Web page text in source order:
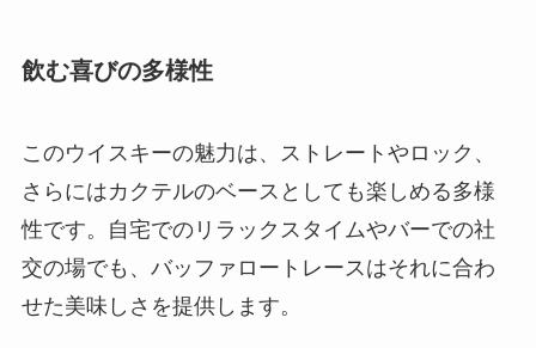
飲む喜びの多様性
このウイスキーの魅力は、ストレートやロック、
さらにはカクテルのベースとしても楽しめる多様
性です。自宅でのリラックスタイムやバーでの社
交の場でも、バッファロートレースはそれに合わ
せた美味しさを提供します。